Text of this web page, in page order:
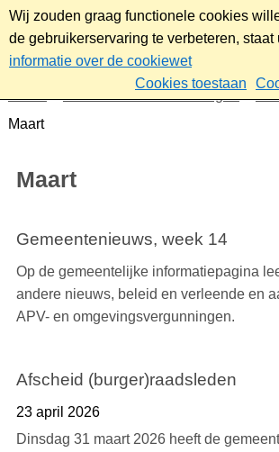
Wij zouden graag functionele cookies
de gebruikerservaring te verbeteren, staat
informatie over de cookiewet
Cookies toestaan
Nieuws & bekendmakingen
Maart
Maart
Gemeentenieuws, week 14
Op de gemeentelijke informatiepagina
andere nieuws, beleid en verleende en
APV- en omgevingsvergunningen.
Afscheid (burger)raadsleden
23 april 2026
Dinsdag 31 maart 2026 heeft de